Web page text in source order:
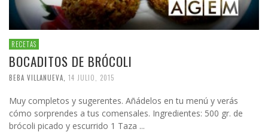
RECETAS
BOCADITOS DE BRÓCOLI
BEBA VILLANUEVA 14 JULIO, 2015
Muy completos y sugerentes. Añádelos en tu menú y verás
cómo sorprendes a tus comensales. Ingredientes: 500 gr. de
brócoli picado y escurrido 1 Taza ...